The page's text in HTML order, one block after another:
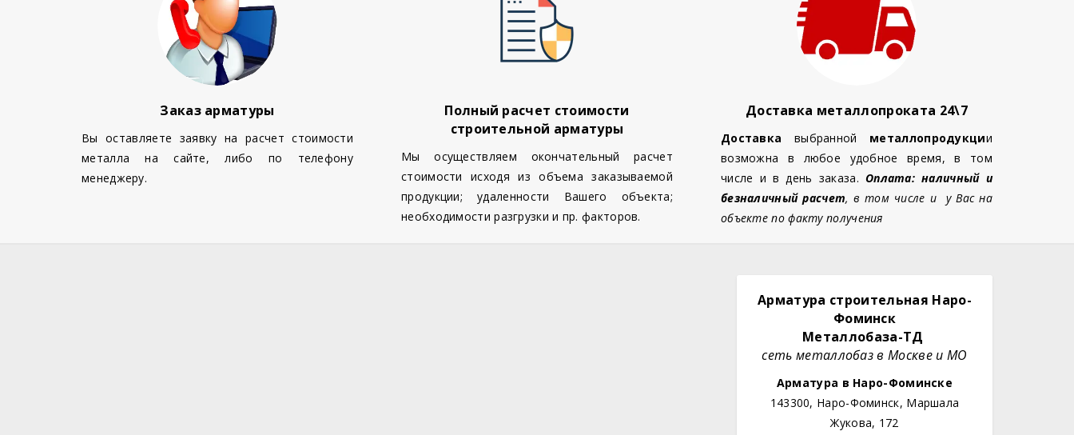
Заказ арматуры
Вы оставляете заявку на расчет стоимости
металла на сайте, либо по телефону
менеджеру.
Полный расчет стоимости
строительной арматуры
Мы осуществляем окончательный расчет
стоимости исходя из объема заказываемой
продукции; удаленности Вашего объекта;
необходимости разгрузки и пр. факторов.
Доставка металлопроката 24\7
Доставка выбранной металлопродукции
возможна в любое удобное время, в том
числе и в день заказа. Оплата: наличный и
безналичный расчет, в том числе и у Вас на
объекте по факту получения
Арматура строительная Наро-
Фоминск
Металлобаза-ТД
сеть металлобаз в Москве и МО
Арматура в Наро-Фоминске
143300, Наро-Фоминск, Маршала
Жукова, 172